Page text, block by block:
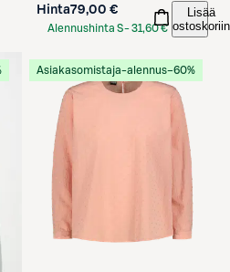
Hinta79,00 €
Alennushinta S-31,60 €
Lisää
ostoskoriin
Asiakasomistaja-alennus−60%